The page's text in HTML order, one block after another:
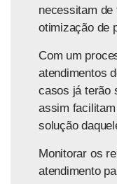
necessitam de
otimização de
Com um
atendimentos
casos já terão
assim
solução
Monitorar os
atendimento